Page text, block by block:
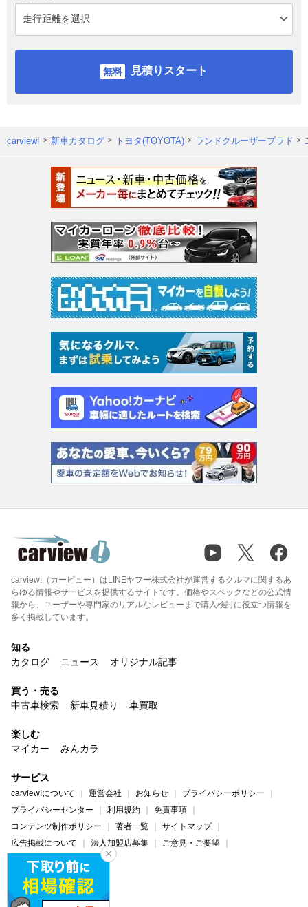
見積りスタート
carview! 新車カタログ トヨタ(TOYOTA) ランドクルーザープラド
carview!（カービュー）はLINEヤフー株式会社が運営するクルマに関するあ
らゆる情報やサービスを提供するサイトです。価格やスペックなどの公式情
報から、ユーザーや専門家のリアルなレビューまで購入検討に役立つ情報を
多く掲載しています。
知る
カタログ
ニュース オリジナル記事
買う・売る
中古車検索
新車見積り 車買取
楽しむ
マイカー
みんカラ
サービス
carview!について 運営会社 お知らせ
プライバシーポリシー
プライバシーセンター
利用規約
免責事項
コンテンツ制作ポリシー
著者一覧
サイトマップ
広告掲載について
法人加盟店募集
ご意見・ご要望
ヘルプ・お問い合わせ
carview! Yahoo! JAPAN